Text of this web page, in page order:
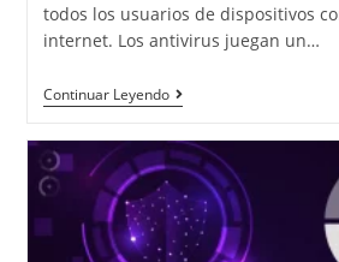
todos los usuarios de dispositivos
internet. Los antivirus juegan un…
Continuar Leyendo